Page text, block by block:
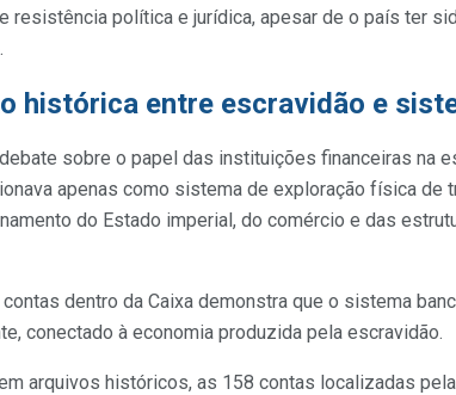
resistência política e jurídica, apesar de o país ter
histórica entre escravidão e
sobre o papel das instituições financeiras na
apenas como sistema de exploração física de
do Estado imperial, do comércio e das
dentro da Caixa demonstra que o sistema
conectado à economia produzida pela escravidão.
arquivos históricos, as 158 contas localizadas